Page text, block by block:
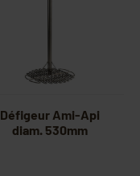
Défigeur Ami-Api
diam. 530mm